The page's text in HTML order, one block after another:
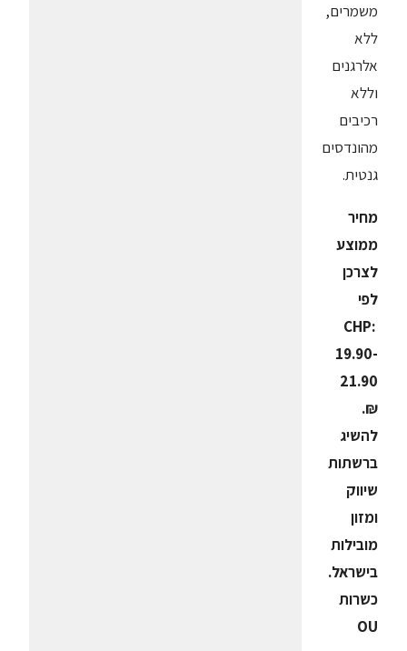
משמרים,
ללא
אלרגנים
וללא
רכיבים
מהונדסים
גנטית.
מחיר
ממוצע
לצרכן
לפי
CHP:
19.90-
21.90
₪.
להשיג
ברשתות
שיווק
ומזון
מובילות
בישראל.
כשרות
OU